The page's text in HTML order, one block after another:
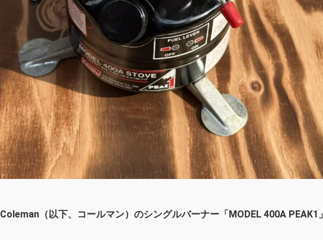
Coleman（以下、コールマン）のシングルバーナー「MODEL 400A PEAK1」